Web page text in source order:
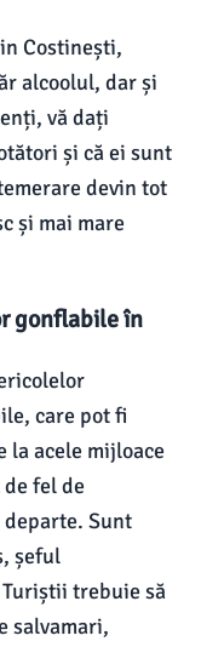
Costinești,
alcoolul, dar și
vă dați
și că ei sunt
devin tot
și mai mare
gonflabile în
care pot fi
la acele mijloace
fel de
Sunt
șeful
trebuie să
salvamari,